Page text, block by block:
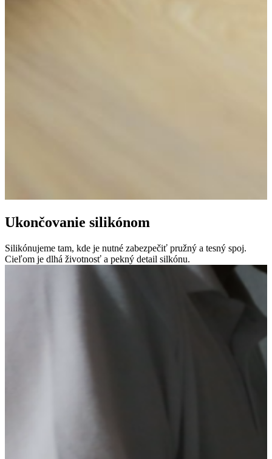
Ukončovanie silikónom
Silikónujeme tam, kde je nutné zabezpečiť pružný a tesný spoj.
Cieľom je dlhá životnosť a pekný detail silkónu.